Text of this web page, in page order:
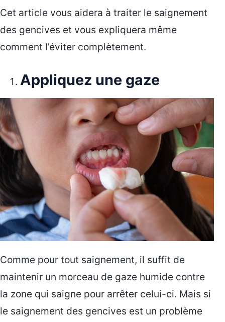
Cet article vous aidera à traiter le saignement
des gencives et vous expliquera même
comment l’éviter complètement.
Appliquez une gaze
Comme pour tout saignement, il suffit de
maintenir un morceau de gaze humide contre
la zone qui saigne pour arrêter celui-ci. Mais si
le saignement des gencives est un problème